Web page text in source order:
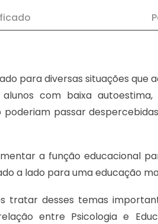
para diversas situações que
com baixa autoestima,
passar
a função educacional
a lado para uma educação
tratar desses temas
entre Psicologia e